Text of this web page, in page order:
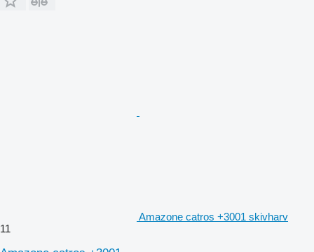
Amazone catros +3001 skivharv
11